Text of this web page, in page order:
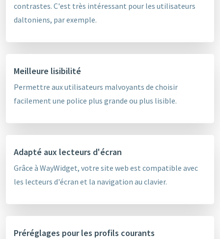
contrastes. C'est très intéressant pour les utilisateurs
daltoniens, par exemple.
Meilleure lisibilité
Permettre aux utilisateurs malvoyants de choisir
facilement une police plus grande ou plus lisible.
Adapté aux lecteurs d'écran
Grâce à WayWidget, votre site web est compatible avec
les lecteurs d'écran et la navigation au clavier.
Préréglages pour les profils courants